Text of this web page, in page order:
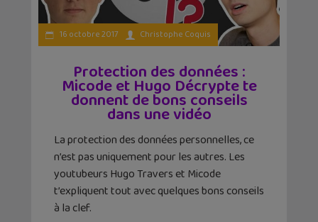
16 octobre 2017 Christophe Coquis
Protection des données :
Micode et Hugo Décrypte te
donnent de bons conseils
dans une vidéo
La protection des données personnelles, ce
n’est pas uniquement pour les autres. Les
youtubeurs Hugo Travers et Micode
t’expliquent tout avec quelques bons conseils
à la clef.